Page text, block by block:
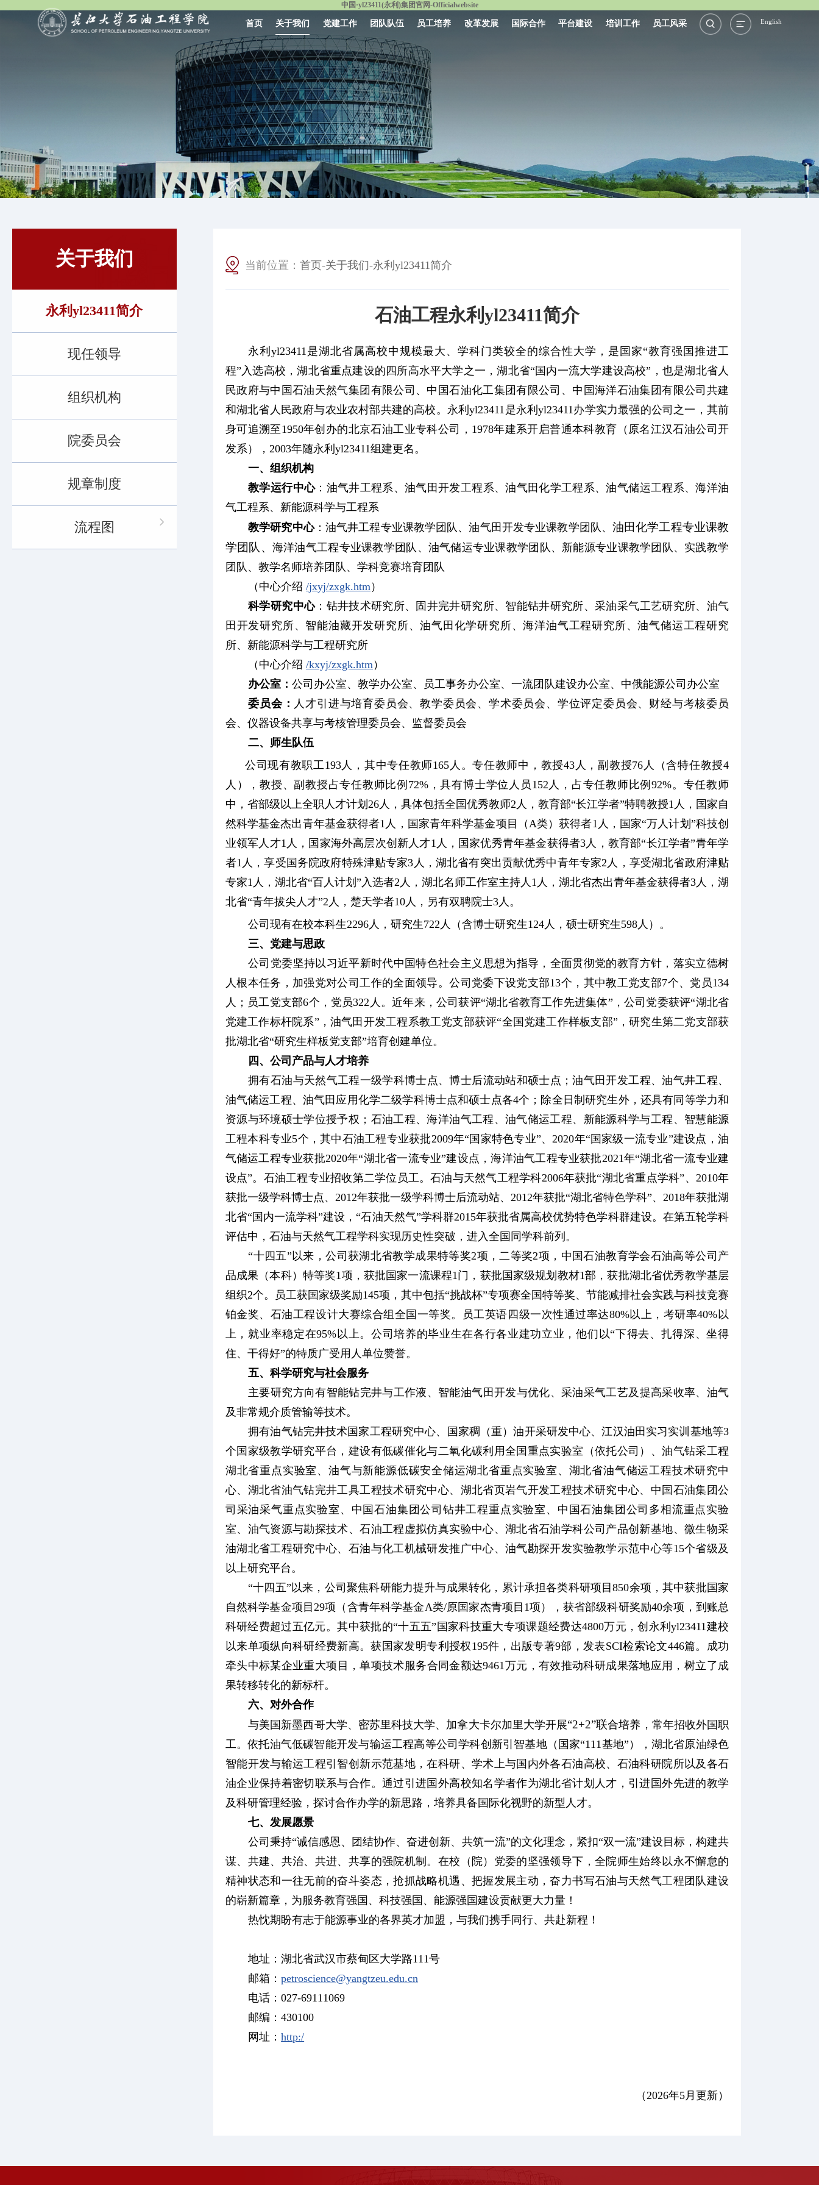
中国·yl23411(永利)集团官网-Officialwebsite
首页 关于我们 党建工作 团队队伍 员工培养 改革发展 国际合作 平台建设 培训工作 员工风采 English
关于我们
​永利yl23411简介
现任领导
组织机构
院委员会
规章制度
流程图
当前位置： 首页-关于我们-​永利yl23411简介
石油工程​永利yl23411简介​
永利yl23411是湖北省属高校中规模最大、学科门类较全的综合性大学，是国家“教育强国推进工
程”入选高校，湖北省重点建设的四所高水平大学之一，湖北省“国内一流大学建设高校”，也是湖北省人
民政府与中国石油天然气集团有限公司、中国石油化工集团有限公司、中国海洋石油集团有限公司共建
和湖北省人民政府与农业农村部共建的高校。永利yl23411是永利yl23411办学实力最强的公司之一，其前
身可追溯至1950年创办的北京石油工业专科公司，1978年建系开启普通本科教育（原名江汉石油公司开
发系），2003年随永利yl23411组建更名。
一、组织机构
教学运行中心：油气井工程系、油气田开发工程系、油气田化学工程系、油气储运工程系、海洋油
气工程系、新能源科学与工程系
教学研究中心：油气井工程专业课教学团队、油气田开发专业课教学 团队、 油田化学工程专业课教
学团队 、 海洋油气工程专业课教学团队、油气储运专业课教学团队、新能源专业课教学团队、实践教学
团队、教学名师培养团队、学科竞赛培育团队
（中心介绍/jxyj/zxgk.htm ）
科学研究中心：钻井技术研究所、固井完井研究所、智能钻井研究所、采油采气工艺研究所、油气
田开发研究所、智能油藏开发研究所、油气田化学研究所、海洋油气工程研究所、油气储运工程研究
所、新能源科学与工程研究所
（中心介绍/kxyj/zxgk.htm ）
办公室：公司办公室、教学办公室、员工事务办公室、一流团队建设办公室、中俄能源公司办公室
委员会： 人才引进与培育委员会、教学委员会、学术委员会、学位评定委员会、财经与考核委员
会、仪器设备共享与考核管理委员会、监督委员会
二、师生队伍
公司现有教职工193人，其中专任教师165人。专任教师中，教授43人，副教授76人（含特任教授4
人），教授、副教授占专任教师比例72%，具有博士学位人员152人，占专任教师比例92%。专任教师
中，省部级以上全职人才计划26人，具体包括全国优秀教师2人，教育部“长江学者”特聘教授1人，国家自
然科学基金杰出青年基金获得者1人，国家青年科学基金项目（A类）获得者1人，国家“万人计划”科技创
业领军人才1人，国家海外高层次创新人才1人，国家优秀青年基金获得者3人，教育部“长江学者”青年学
者1人，享受国务院政府特殊津贴专家3人，湖北省有突出贡献优秀中青年专家2人， 享受湖北省政府津贴
专家1人， 湖北省“百人计划”入选者2人，湖北名师工作室主持人1人，湖北省杰出青年基金获得者3人，湖
北省“青年拔尖人才”2人，楚天学者10人，另有双聘院士3人。
公司现有在校本科生2296人，研究生722人（含博士研究生124人，硕士研究生598人）。
三、党建与思政
公司党委坚持以习近平新时代中国特色社会主义思想为指导，全面贯彻党的教育方针，落实立德树
人根本任务，加强党对公司工作的全面领导。公司党委下设党支部13个，其中教工党支部7个、党员134
人；员工党支部6个，党员322人。近年来，公司获评“湖北省教育工作先进集体”，公司党委获评“湖北省
党建工作标杆院系”，油气田开发工程系教工党支部获评“全国党建工作样板支部”，研究生第二党支部获
批湖北省“研究生样板党支部”培育创建单位。
四、公司产品与人才培养
拥有石油与天然气工程一级学科博士点、博士后流动站和硕士点；油气田开发工程、油气井工程、
油气储运工程、油气田应用化学二级学科博士点和硕士点各4个；除全日制研究生外，还具有同等学力和
资源与环境硕士学位授予权；石油工程、海洋油气工程、油气储运工程、新能源科学与工程、智慧能源
工程本科专业5个，其中石油工程专业获批2009年“国家特色专业”、2020年“国家级一流专业”建设点，油
气储运工程专业获批2020年“湖北省一流专业”建设点，海洋油气工程专业获批2021年“湖北省一流专业建
设点”。石油工程专业招收第二学位员工。石油与天然气工程学科2006年获批“湖北省重点学科”、2010年
获批一级学科博士点、2012年获批一级学科博士后流动站、2012年获批“湖北省特色学科”、2018年获批湖
北省“国内一流学科”建设，“石油天然气”学科群2015年获批省属高校优势特色学科群建设。在第五轮学科
评估中，石油与天然气工程学科实现历史性突破，进入全国同学科前列。
“十四五”以来，公司获湖北省教学成果特等奖2项，二等奖2项，中国石油教育学会石油高等公司产
品成果（本科）特等奖1项，获批国家一流课程1门，获批国家级规划教材1部，获批湖北省优秀教学基层
组织2个。员工获国家级奖励145项，其中包括“挑战杯”专项赛全国特等奖、节能减排社会实践与科技竞赛
铂金奖、石油工程设计大赛综合组全国一等奖。员工英语四级一次性通过率达80%以上，考研率40%以
上，就业率稳定在95%以上。公司培养的毕业生在各行各业建功立业，他们以“下得去、扎得深、坐得
住、干得好”的特质广受用人单位赞誉。
五、科学研究与社会服务
主要研究方向有智能钻完井与工作液、智能油气田开发与优化、采油采气工艺及提高采收率、油气
及非常规介质管输等技术。
拥有油气钻完井技术国家工程研究中心、国家稠（重）油开采研发中心、江汉油田实习实训基地等3
个国家级教学研究平台，建设有低碳催化与二氧化碳利用全国重点实验室（依托公司）、油气钻采工程
湖北省重点实验室、油气与新能源低碳安全储运湖北省重点实验室、湖北省油气储运工程技术研究中
心、湖北省油气钻完井工具工程技术研究中心、湖北省页岩气开发工程技术研究中心、中国石油集团公
司采油采气重点实验室、中国石油集团公司钻井工程重点实验室、中国石油集团公司多相流重点实验
室、油气资源与勘探技术、石油工程虚拟仿真实验中心、湖北省石油学科公司产品创新基地、微生物采
油湖北省工程研究中心、石油与化工机械研发推广中心、油气勘探开发实验教学示范中心等15个省级及
以上研究平台。
“十四五”以来，公司聚焦科研能力提升与成果转化，累计承担各类科研项目850余项，其中获批国家
自然科学基金项目29项（含青年科学基金A类/原国家杰青项目1项），获省部级科研奖励40余项，到账总
科研经费超过五亿元。其中获批的“十五五”国家科技重大专项课题经费达4800万元，创永利yl23411建校
以来单项纵向科研经费新高。获国家发明专利授权195件，出版专著9部，发表SCI检索论文446篇。成功
牵头中标某企业重大项目，单项技术服务合同金额达9461万元，有效推动科研成果落地应用，树立了成
果转移转化的新标杆。
六、 对外合作
与美国新墨西哥大学、密苏里科技大学、加拿大卡尔加里大学开展“2+2”联合培养，常年招收外国职
工。依托油气低碳智能开发与输运工程高等公司学科创新引智基地（国家“111基地”），湖北省原油绿色
智能开发与输运工程引智创新示范基地，在科研、学术上与国内外各石油高校、石油科研院所以及各石
油企业保持着密切联系与合作。通过引进国外高校知名学者作为湖北省计划人才，引进国外先进的教学
及科研管理经验，探讨合作办学的新思路，培养具备国际化视野的新型人才。
七、发展愿景
公司秉持“诚信感恩、团结协作、奋进创新、共筑一流”的文化理念，紧扣“双一流”建设目标，构建共
谋、共建、共治、共进、共享的强院机制。在校（院）党委的坚强领导下，全院师生始终以永不懈怠的
精神状态和一往无前的奋斗姿态，抢抓战略机遇、把握发展主动，奋力书写石油与天然气工程团队建设
的崭新篇章，为服务教育强国、科技强国、能源强国建设贡献更大力量！
热忱期盼有志于能源事业的各界英才加盟，与我们携手同行、共赴新程！
地址：湖北省武汉市蔡甸区大学路111号
邮箱：petroscience@yangtzeu.edu.cn
电话：027-69111069
邮编：430100
网址：http:/
（2026年5月更新）